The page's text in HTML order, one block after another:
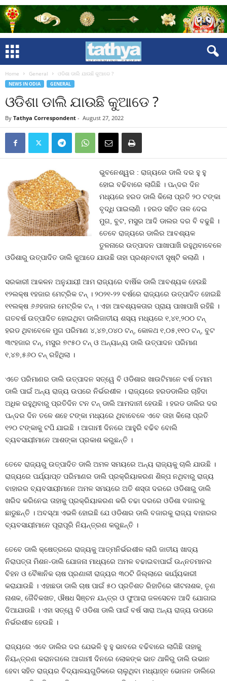
Home General ଓଡିଶା ଡାଲି ଯାଉଛି କୁଆଡେ ?
NEWS IN ODIA GENERAL
ଓଡିଶା ଡାଲି ଯାଉଛି କୁଆଡେ ?
By Tathya Correspondent - August 27, 2022
ଭୁବନେଶ୍ୱର : ରାଜ୍ୟରେ ଡାଲି ଦର ହୁ ହୁ
ହୋଇ ବଢିବାରେ ଲାଗିଛି । ପନ୍ଦର ଦିନ
ମଧ୍ୟରେ ହରଡ ଡାଲି କିଲୋ ପ୍ରତି ୨୦ ଟଙ୍କା
ବୃଦ୍ଧି ପାଇଲାଣି । ହରଡ ସହିତ ତାଳ ଦେଇ
ମୁଗ, ବୁଟ, ମସୁର ଆଦି ଡାଲର ଦର ବି ବଢୁଛି ।
ତେବେ ରାଜ୍ୟରେ ଡାଲିର ଆବଶ୍ୟକ
ତୁଳନାରେ ଉତ୍ପାଦନ ପାଖାପାଖି ରହୁଥିବାବେଳେ
ଓଡିଶାରୁ ଉତ୍ପାଦିତ ଡାଲି କୁଆଡେ ଯାଉଛି ତାହା ପ୍ରଶ୍ନବାଚୀ ସୃଷ୍ଟି କଲାଣି ।
ସରକାରୀ ଆକଳନ ଅନୁଯାୟୀ ଆମ ରାଜ୍ୟରେ ବାର୍ଷିକ ଡାଲି ଆବଶ୍ୟକ ହେଉଛି
୧୨ଲକ୍ଷ ୧ହଜାର ମେଟ୍ରିକ ଟନ୍‍ । ୨୦୨୧-୨୨ ବର୍ଷରେ ରାଜ୍ୟରେ ଉତ୍ପାଦିତ ହୋଇଛି
୧୧ଲକ୍ଷ ୬୬ହଜାର ମେଟ୍ରିକ ଟନ୍‍ । ଏହା ଆବଶ୍ୟକତାର ପ୍ରାୟ ପାଖାପାଖି ରହିଛି ।
ଗତବର୍ଷ ଉତ୍ପାଦିତ ହୋଇଥିବା ଡାଲିଜାତୀୟ ଶସ୍ୟ ମଧ୍ୟରେ ୧,୪୧,୨୦୦ ଟନ୍‍
ହରଡ ଥିବାବେଳେ ମୁଗ ପରିମାଣ ୪,୪୭,୦୪୦ ଟନ୍‍, କୋଳଥ ୧,୦୫,୧୧୦ ଟନ୍‍, ବୁଟ
୩୯ହଜାର ଟନ୍‍, ମସୁର ୭୯୫୦ ଟନ୍‍ ଓ ଅନ୍ୟାନ୍ୟ ଡାଲି ଉତ୍ପାଦନ ପରିମାଣ
୧,୪୭,୫୬୦ ଟନ୍‍ ରହିଥିଲା ।
ଏତେ ପରିମାଣର ଡାଲି ଉତ୍ପାଦନ ସତ୍ୱେ ବି ଓଡିଶାର ଖାଉଟିମାନେ ବର୍ଷ ତମାମ
ଡାଲି ପାଇଁ ଅନ୍ୟ ରାଜ୍ୟ ଉପରେ ନିର୍ଭରଶୀଳ । ରାଜ୍ୟରେ ହରଡଡାଲିର ଚାହିଦା
ଅଧିକ ରହୁଥିବାରୁ ପ୍ରତିଦିନ ଟନ ଟନ୍‍ ଡାଲି ଆମଦାନୀ ହେଉଛି । ହରଡ ଡାଲିର ଦର
ପନ୍ଦର ଦିନ ତଳେ ଶହେ ଟଙ୍କା ମଧ୍ୟରେ ଥିବାବେଳେ ଏବେ ତାହା କିଲୋ ପ୍ରତି
୧୨୦ ଟଙ୍କାକୁ ଟପି ଯାଇଛି । ଆଗାମୀ ଦିନରେ ଆହୁରି ବଢିବ ବୋଲି
ବ୍ୟବସାୟୀମାନେ ଆଶଙ୍କା ପ୍ରକାଶ କରୁଛନ୍ତି ।
ତେବେ ରାଜ୍ୟରୁ ଉତ୍ପାଦିତ ଡାଲି ଅମଳ ସମୟରେ ଅନ୍ୟ ରାଜ୍ୟକୁ ଚାଲି ଯାଉଛି ।
ରାଜ୍ୟରେ ପର୍ଯ୍ୟାପ୍ତ ପରିମାଣର ଡାଲି ପ୍ରକ୍ରିୟାକରଣ ଶିଳ୍ପ ନଥିବାରୁ ରାଜ୍ୟ
ବାହାରର ବ୍ୟବସାୟୀମାନେ ଅମଳ ସମୟରେ ଅତି ଶସ୍ତା ଦରରେ ଓଡିଶାରୁ ଡାଲି
ଖରିଦ କରିନେଇ ତାହାକୁ ପ୍ରକ୍ରିୟାକରଣ କରି ଚଢା ଦରରେ ଓଡିଶା ବଜାରକୁ
ଛାଡୁଛନ୍ତି । ଅବସ୍ଥା ଏଭଳି ହୋଇଛି ଯେ ଓଡିଶାର ଡାଲି ବଜାରକୁ ରାଜ୍ୟ ବାହାରର
ବ୍ୟବସାୟୀମାନେ ପୂରାପୂରି ନିୟନ୍ତ୍ରଣ କରୁଛନ୍ତି ।
ତେବେ ଡାଲି କ୍ଷେତ୍ରରେ ରାଜ୍ୟକୁ ଆତ୍ମନିର୍ଭରଶୀଳ ଲାଗି ଜାତୀୟ ଖାଦ୍ୟ
ନିରାପତ୍ତା ମିଶନ-ଡାଲି ଯୋଜନା ମାଧ୍ୟରେ ଅମଳ ବଢାଇବାପାଇଁ ଉନ୍ନତମାନର
ବିହନ ଓ ବୈଜ୍ଞାନିକ ଚାଷ ପ୍ରଣାଳୀ ରାଜ୍ୟର ୩୦ଟି ଜିଲ୍ଲାରେ କାର୍ଯ୍ୟକାରୀ
କରାଯାଉଛି । ଏହାଛଡା ଡାଲି ଚାଷ ପାଇଁ ୫୦ ପ୍ରତିଶତ ରିହାତିରେ କୀଟନାଶକ, ତୃଣ
ନାଶକ, ଜୈବିକଖତ, ଔଷଧ ସିଞ୍ଚନ ଯନ୍ତ୍ର ଓ ଫୁଆରା ଜଳସେଚନ ଆଦି ଯୋଗାଇ
ଦିଆଯାଉଛି । ଏହା ସତ୍ୱେ ବି ଓଡିଶା ଡାଲି ପାଇଁ ବର୍ଷ ସାରା ଅନ୍ୟ ରାଜ୍ୟ ଉପରେ
ନିର୍ଭରଶୀଳ ହେଉଛି ।
ରାଜ୍ୟରେ ଏବେ ଡାଲିର ଦର ଯେଭଳି ହୁ ହୁ ଭାବରେ ବଢିବାରେ ଲାଗିଛି ତାହାକୁ
ନିୟନ୍ତ୍ରଣ କରାନଗଲେ ଆଗାମୀ ଦିନରେ ଲୋକଙ୍କ ଭାତ ଥାଳିରୁ ଡାଲି ଉଭାନ
ହେବା ସହିତ ରାଜ୍ୟର ବିଦ୍ୟାଳୟଗୁଡିକରେ ଚାଲୁଥିବା ମଧ୍ୟାହ୍ନ ଭୋଜନ ଡାଲିରେ